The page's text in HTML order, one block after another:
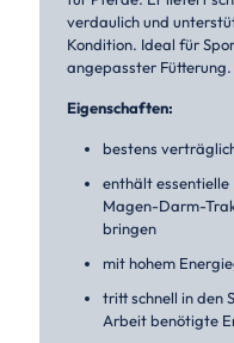
verdaulich und
Kondition. Ideal für
angepasster Fütterung.
Eigenschaften:
bestens
enthält essentielle
Magen-Darm-
bringen
mit hohem
tritt schnell in den
Arbeit benötigte